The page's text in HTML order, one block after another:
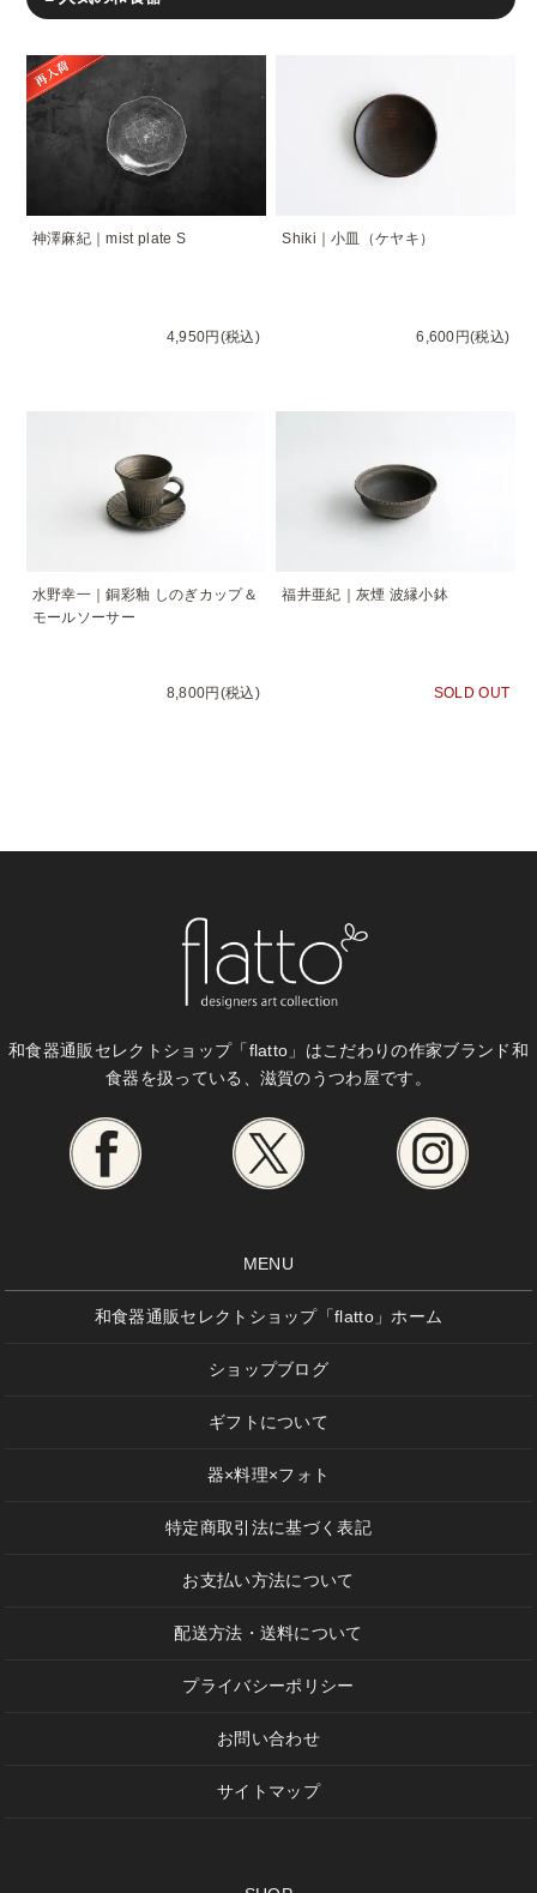
神澤麻紀｜mist plate S
4,950円(税込)
Shiki｜小皿（ケヤキ）
6,600円(税込)
水野幸一｜銅彩釉 しのぎカップ＆
モールソーサー
8,800円(税込)
福井亜紀｜灰煙 波縁小鉢
SOLD OUT
和食器通販セレクトショップ「flatto」はこだわりの作家ブランド和
食器を扱っている、滋賀のうつわ屋です。
MENU
和食器通販セレクトショップ「flatto」ホーム
ショップブログ
ギフトについて
器×料理×フォト
特定商取引法に基づく表記
お支払い方法について
配送方法・送料について
プライバシーポリシー
お問い合わせ
サイトマップ